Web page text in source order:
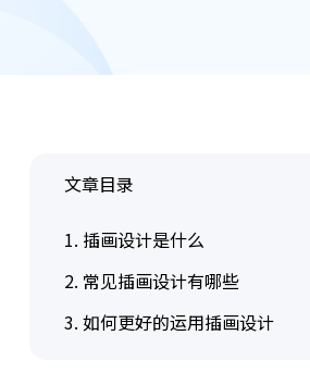
文章目录
1. 插画设计是什么
2. 常见插画设计有哪些
3. 如何更好的运用插画设计